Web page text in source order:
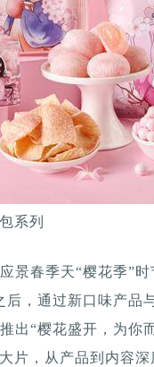
系列
景春季天“樱花季”
，通过新口味产品
“樱花盛开，为你
片，从产品到内容深